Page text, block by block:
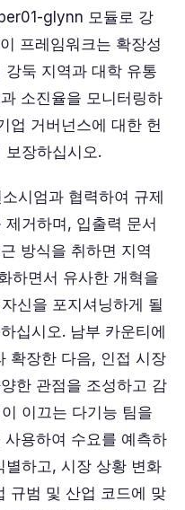
glynn 모듈로 강
프레임워크는 확장성
둑 지역과 대학 유통
소진율을 모니터링하
업 거버넌스에 대한 헌
보장하십시오.
시엄과 협력하여 규제
거하며, 입출력 문서
방식을 취하면 지역
하면서 유사한 개혁을
신을 포지셔닝하게 될
십시오. 남부 카운티에
확장한 다음, 인접 시장
한 관점을 조성하고 감
이끄는 다기능 팀을
용하여 수요를 예측하
별하고, 시장 상황 변화
규범 및 산업 코드에 맞